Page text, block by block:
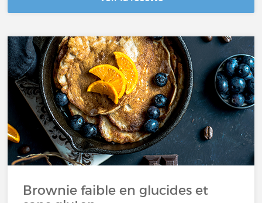
Brownie faible en glucides et